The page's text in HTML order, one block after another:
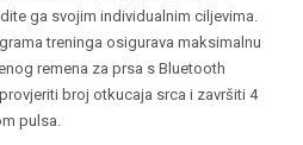
ga svojim individualnim ciljevima.
treninga osigurava maksimalnu
remena za prsa s Bluetooth
broj otkucaja srca i završiti 4
pulsa.